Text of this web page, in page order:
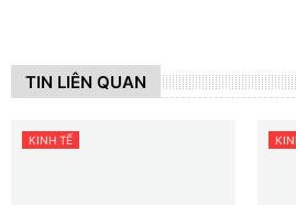
TIN LIÊN QUAN
KINH TẾ